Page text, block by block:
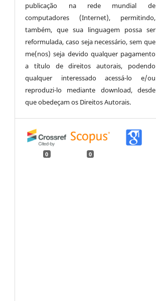
publicação na rede mundial de
computadores (Internet), permitindo,
também, que sua linguagem possa ser
reformulada, caso seja necessário, sem que
me(nos) seja devido qualquer pagamento
a título de direitos autorais, podendo
qualquer interessado acessá-lo e/ou
reproduzi-lo mediante download, desde
que obedeçam os Direitos Autorais.
0 0